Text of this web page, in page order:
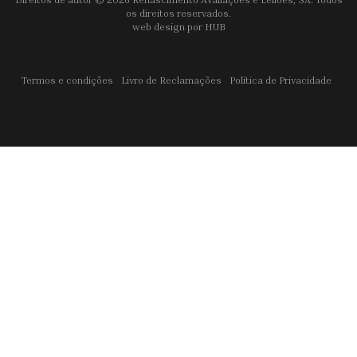
os direitos reservados.
web design por HUB
Termos e condições Livro de Reclamações Política de Privacidade